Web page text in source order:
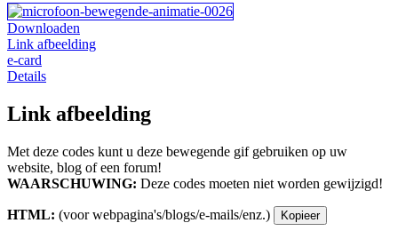
Downloaden
Link afbeelding
e-card
Details
Link afbeelding
Met deze codes kunt u deze bewegende gif gebruiken op uw
website, blog of een forum!
WAARSCHUWING: Deze codes moeten niet worden gewijzigd!
HTML: (voor webpagina's/blogs/e-mails/enz.) Kopieer